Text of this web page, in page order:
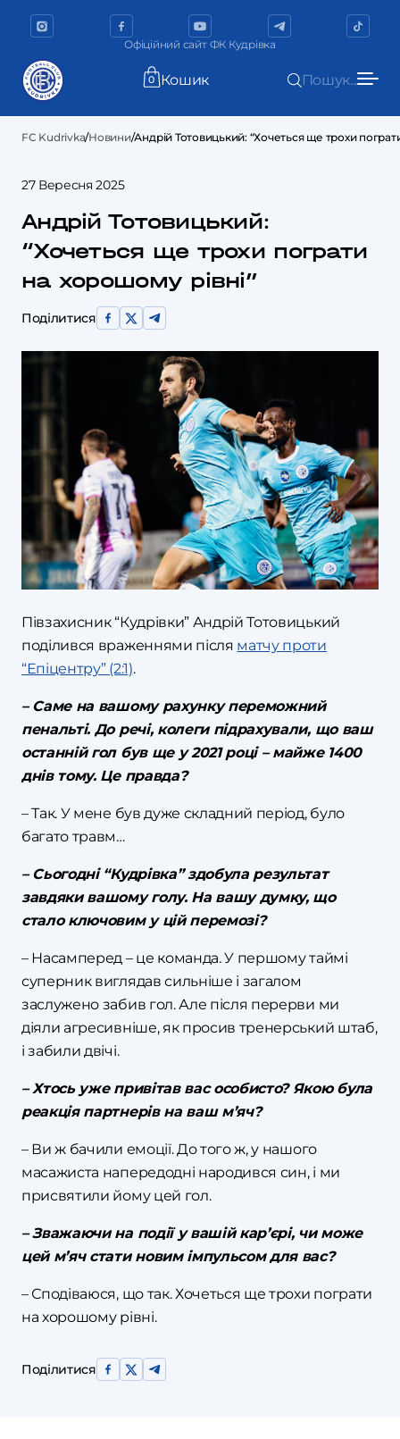
Офіційний сайт ФК Кудрівка
0 Кошик Пошук...
FC Kudrivka/Новини/Андрій Тотовицький: “Хочеться ще трохи
27 Вересня 2025
Андрій Тотовицький:
“Хочеться ще трохи пограти
на хорошому рівні”
Поділитися
Півзахисник “Кудрівки” Андрій Тотовицький
поділився враженнями після матчу проти
“Епіцентру” (2:1).
– Саме на вашому рахунку переможний
пенальті. До речі, колеги підрахували, що ваш
останній гол був ще у 2021 році – майже 1400
днів тому. Це правда?
– Так. У мене був дуже складний період, було
багато травм…
– Сьогодні “Кудрівка” здобула результат
завдяки вашому голу. На вашу думку, що
стало ключовим у цій перемозі?
– Насамперед – це команда. У першому таймі
суперник виглядав сильніше і загалом
заслужено забив гол. Але після перерви ми
діяли агресивніше, як просив тренерський штаб,
і забили двічі.
– Хтось уже привітав вас особисто? Якою була
реакція партнерів на ваш м’яч?
– Ви ж бачили емоції. До того ж, у нашого
масажиста напередодні народився син, і ми
присвятили йому цей гол.
– Зважаючи на події у вашій кар’єрі, чи може
цей м’яч стати новим імпульсом для вас?
– Сподіваюся, що так. Хочеться ще трохи пограти
на хорошому рівні.
Поділитися